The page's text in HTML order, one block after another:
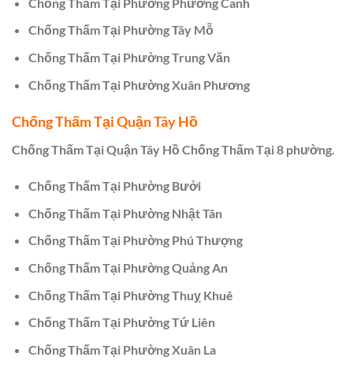
Chống Thấm Tại Phường Tây Mỗ
Chống Thấm Tại Phường Trung Văn
Chống Thấm Tại Phường Xuân Phương
Chống Thấm Tại Quận Tây Hồ
Chống Thấm Tại Quận Tây Hồ Chống Thấm Tại 8 phường.
Chống Thấm Tại Phường Bưởi
Chống Thấm Tại Phường Nhật Tân
Chống Thấm Tại Phường Phú Thượng
Chống Thấm Tại Phường Quảng An
Chống Thấm Tại Phường Thuỵ Khuê
Chống Thấm Tại Phường Tứ Liên
Chống Thấm Tại Phường Xuân La